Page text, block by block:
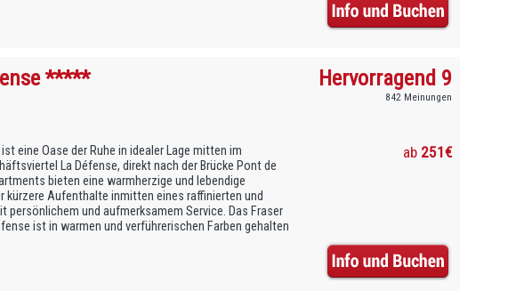
***** Hervorragend 9
842 Meinungen
eine Oase der Ruhe in idealer Lage mitten im
La Défense, direkt nach der Brücke Pont de
bieten eine warmherzige und lebendige
kürzere Aufenthalte inmitten eines raffinierten und
persönlichem und aufmerksamem Service. Das Fraser
ist in warmen und verführerischen Farben gehalten
ab 251€